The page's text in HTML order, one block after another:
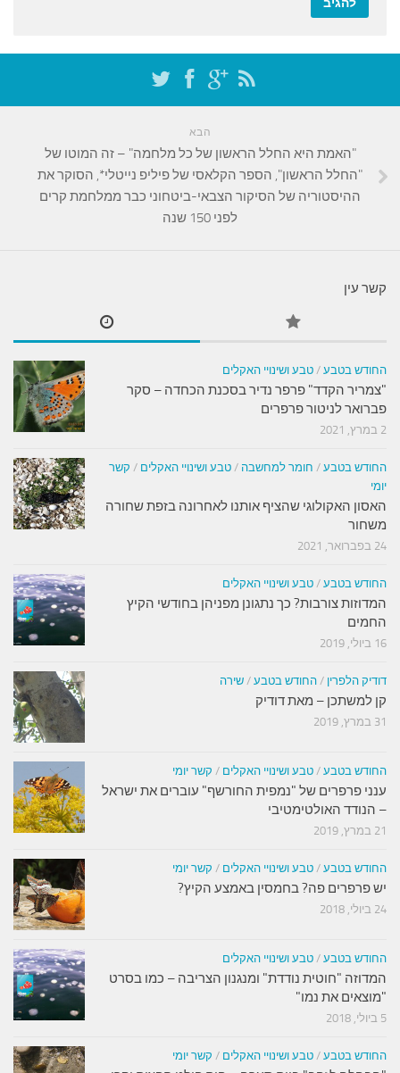
הבא
"האמת היא החלל הראשון של כל מלחמה" – זה המוטו של
"החלל הראשון", הספר הקלאסי של פיליפ נייטלי*, הסוקר את
ההיסטוריה של הסיקור הצבאי-ביטחוני כבר ממלחמת קרים
לפני 150 שנה
קשר עין
החודש בטבע / טבע ושינויי האקלים
"צמריר הקדד" פרפר נדיר בסכנת הכחדה – סקר
פברואר לניטור פרפרים
2 במרץ, 2021
החודש בטבע / חומר למחשבה / טבע ושינויי האקלים / קשר
יומי
האסון האקולוגי שהציף אותנו לאחרונה בזפת שחורה
משחור
24 בפברואר, 2021
החודש בטבע / טבע ושינויי האקלים
המדוזות צורבות? כך נתגונן מפניהן בחודשי הקיץ
החמים
16 ביולי, 2019
דודיק הלפרין / החודש בטבע / שירה
קן למשתכן – מאת דודיק
31 במרץ, 2019
החודש בטבע / טבע ושינויי האקלים / קשר יומי
ענני פרפרים של "נמפית החורשף" עוברים את ישראל
– הנודד האולטימטיבי
21 במרץ, 2019
החודש בטבע / טבע ושינויי האקלים / קשר יומי
יש פרפרים פה? בחמסין באמצע הקיץ?
24 ביולי, 2018
החודש בטבע / טבע ושינויי האקלים
המדוזה "חוטית נודדת" ומנגנון הצריבה – כמו בסרט
"מוצאים את נמו"
5 ביולי, 2018
החודש בטבע / טבע ושינויי האקלים / קשר יומי